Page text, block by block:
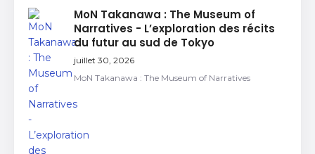
MoN Takanawa : The Museum of
Narratives - L’exploration des récits
du futur au sud de Tokyo
juillet 30, 2026
MoN Takanawa : The Museum of Narratives